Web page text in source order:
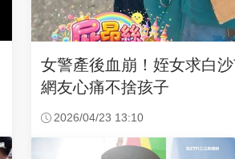
女警產後血崩！姪女求白
網友心痛不捨孩子
2026/04/23 13:10